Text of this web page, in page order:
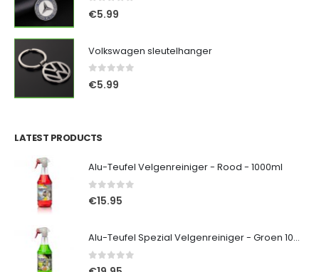
out of 5
€5.99
Volkswagen sleutelhanger
out of 5
€5.99
LATEST PRODUCTS
Alu-Teufel Velgenreiniger - Rood - 1000ml
0out of 5
€15.95
Alu-Teufel Spezial Velgenreiniger - Groen 1000ml
out of 5